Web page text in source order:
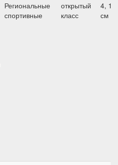
Региональные
спортивные
открытый
класс
4,
см